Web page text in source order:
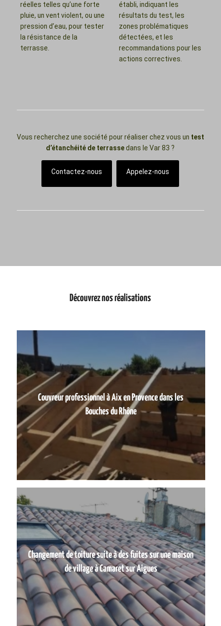
réelles telles qu’une forte
pluie, un vent violent, ou une
pression d’eau, pour tester
la résistance de la
terrasse.
établi, indiquant les
résultats du test, les
zones problématiques
détectées, et les
recommandations pour les
actions correctives.
Vous recherchez une société pour réaliser chez vous un test
d’étanchéité de terrassedans le Var 83 ?
Contactez-nous Appelez-nous
Découvrez nos réalisations
Couvreur professionnel à Aix en Provence dans les
Bouches du Rhône
Changement de toiture suite à des fuites sur une maison
de village à Camaret sur Aigues